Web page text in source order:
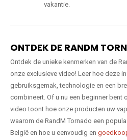
vakantie.
ONTDEK DE RANDM
Ontdek de unieke kenmerken van de
onze exclusieve video! Leer hoe deze
gebruiksgemak, technologie en een
combineert. Of u nu een beginner bent
video toont hoe onze producten uw
waarom de RandM Tornado een
België en hoe u eenvoudig en